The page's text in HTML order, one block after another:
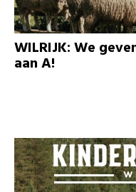
WILRIJK: We
aan A!